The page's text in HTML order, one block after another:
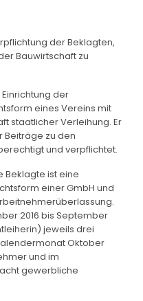
der Beklagten,
Bauwirtschaft zu
der
eines Vereins mit
staatlicher Verleihung. Er
Beiträge zu den
und verpflichtet.
Beklagte ist eine
einer GmbH und
2016 bis September
jeweils drei
Oktober
und im
gewerbliche